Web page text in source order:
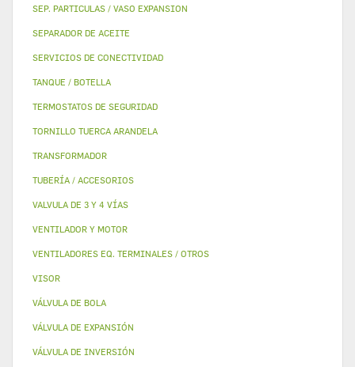
SEP. PARTICULAS / VASO EXPANSION
SEPARADOR DE ACEITE
SERVICIOS DE CONECTIVIDAD
TANQUE / BOTELLA
TERMOSTATOS DE SEGURIDAD
TORNILLO TUERCA ARANDELA
TRANSFORMADOR
TUBERÍA / ACCESORIOS
VALVULA DE 3 Y 4 VÍAS
VENTILADOR Y MOTOR
VENTILADORES EQ. TERMINALES / OTROS
VISOR
VÁLVULA DE BOLA
VÁLVULA DE EXPANSIÓN
VÁLVULA DE INVERSIÓN